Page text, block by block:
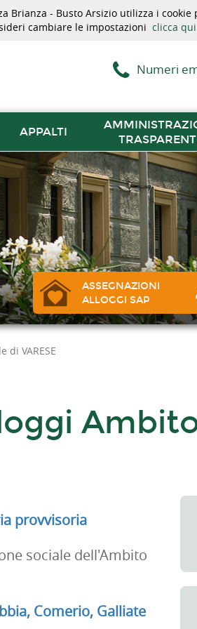
Brianza - Busto Arsizio utilizza i
cambiare le impostazioni clicca qui
Numeri
APPALTI
ASSEGNAZIONI
ALLOGGI SAP
VARESE
provvisoria
sociale dell'Ambito
Comerio, Galliate